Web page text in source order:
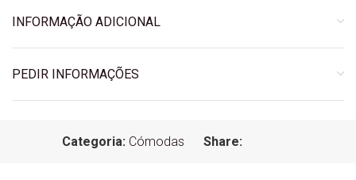
INFORMAÇÃO ADICIONAL
PEDIR INFORMAÇÕES
Categoria: Cómodas Share: